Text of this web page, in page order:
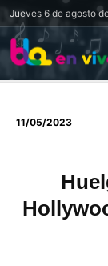
Jueves 6 de agosto
11/05/2023